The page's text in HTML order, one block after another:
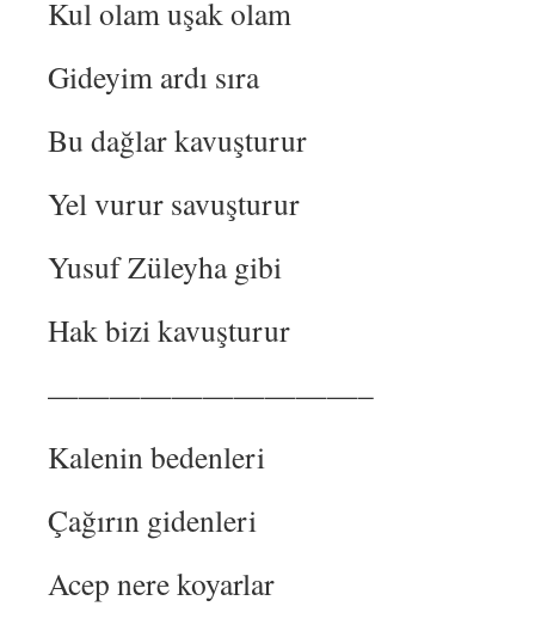
Kul olam uşak olam
Gideyim ardı sıra
Bu dağlar kavuşturur
Yel vurur savuşturur
Yusuf Züleyha gibi
Hak bizi kavuşturur
——————————–
Kalenin bedenleri
Çağırın gidenleri
Acep nere koyarlar